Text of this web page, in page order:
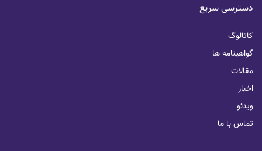
دسترسی سریع
کاتالوگ
گواهینامه ها
مقالات
اخبار
ویدئو
تماس با ما